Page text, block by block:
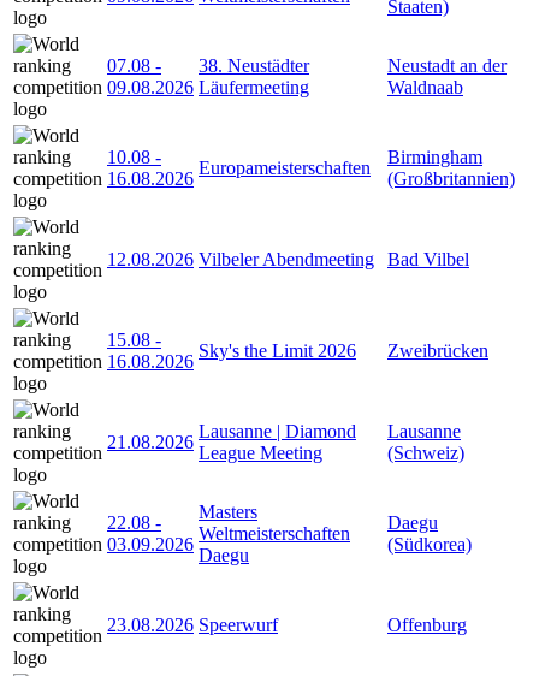
Staaten)
07.08 -
09.08.2026
38. Neustädter
Läufermeeting
Neustadt an der
Waldnaab
10.08 -
16.08.2026
Europameisterschaften
Birmingham
(Großbritannien)
12.08.2026 Vilbeler Abendmeeting Bad Vilbel
15.08 -
16.08.2026
Sky's the Limit 2026 Zweibrücken
21.08.2026
Lausanne | Diamond
League Meeting
Lausanne
(Schweiz)
22.08 -
03.09.2026
Masters
Weltmeisterschaften
Daegu
Daegu
(Südkorea)
23.08.2026 Speerwurf Offenburg